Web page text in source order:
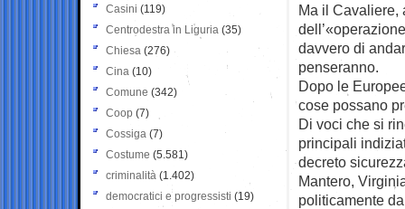
Ma il Cavaliere,
davvero di
penseranno.
Dopo le
cose possano
Di voci che si
principali
decreto
Mantero,
politicamente
Casini (119)
Centrodestra in Liguria (35)
Chiesa (276)
Cina (10)
Comune (342)
Coop (7)
Cossiga (7)
Costume (5.581)
criminalità (1.402)
democratici e progressisti (19)